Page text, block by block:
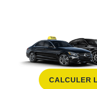
CALCULER